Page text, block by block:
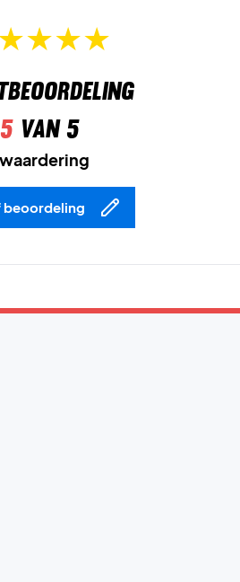
5van 5
waardering
beoordeling